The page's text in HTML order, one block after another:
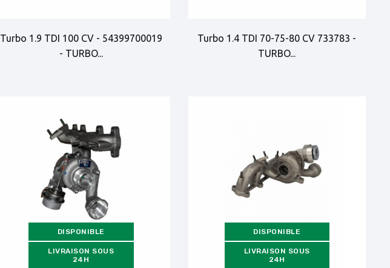
Turbo 1.9 TDI 100 CV - 54399700019
- TURBO...
Turbo 1.4 TDI 70-75-80 CV 733783 -
TURBO...
DISPONIBLE
LIVRAISON SOUS
24H
DISPONIBLE
LIVRAISON SOUS
24H